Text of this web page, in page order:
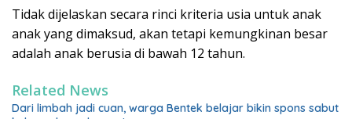
Tidak dijelaskan secara rinci kriteria usia untuk anak
anak yang dimaksud, akan tetapi kemungkinan besar
adalah anak berusia di bawah 12 tahun.
Related News
Dari limbah jadi cuan, warga Bentek belajar bikin spons sabut